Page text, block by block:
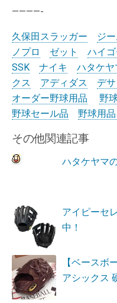
————-
久保田スラッガー ジ
ノプロ
ゼット
ハイ
SSK
ナイキ ハタケヤ
クス
アディダス
デ
オーダー野球用品
野
野球セール品
野球用品
その他関連記事
ハタケヤマ
アイピーセ
中！
【ベースボ
アシックス